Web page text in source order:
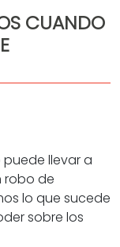
CUANDO
puede llevar a
robo de
lo que sucede
sobre los